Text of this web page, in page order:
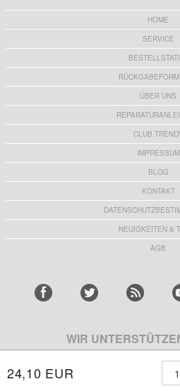
24,10 EUR
HOME
SERVICE
ÜBER UNS
CLUB
IMPRESSUM
BLOG
KONTAKT
NEUIGKEITEN &
AGB
WIR